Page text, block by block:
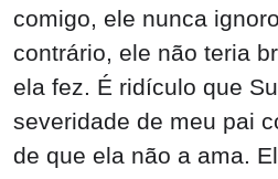
comigo, ele nunca
contrário, ele não teria
ela fez. É ridículo que
severidade de meu pai
de que ela não a ama.